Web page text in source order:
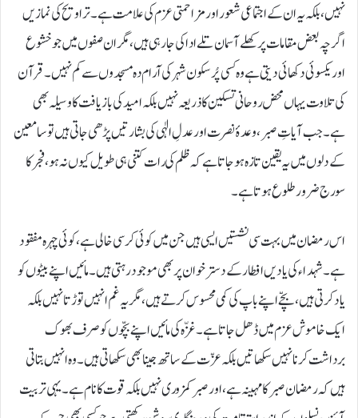
نہیں، بلکہ یہ ان کے اجتماعی شعور اور مزاحمتی عزم کی علامت ہے۔ تراویح کی نمازیں
اگرچہ بعض مقامات پر کھلے آسمان تلے ادا کی جا رہی ہیں، مگر ان صفوں میں جو خشوع
اور یکسوئی دکھائی دیتی ہے وہ کسی پُرسکون شہر کی آرام دہ مسجدوں سے کم نہیں۔ قرآن
کی تلاوت یہاں محض روحانی تسکین کا ذریعہ نہیں بلکہ امید کی بازیافت کا وسیلہ بھی
ہے۔ جب آیاتِ صبر، وعدۂ نصرت اور عدلِ الٰہی کی بشارتیں پڑھی جاتی ہیں تو سامعین
کے دلوں میں یہ یقین تازہ ہو جاتا ہے کہ ظلم کی رات کتنی ہی طویل کیوں نہ ہو، فجر کا
سورج ضرور طلوع ہوتا ہے۔
اس رمضان میں بہت سی نشستیں ایسی ہیں جن میں کوئی کرسی خالی ہے، کوئی چہرہ مفقود
ہے۔ شہداء کی یادیں افطار کے دسترخوان پر بھی موجود رہتی ہیں۔ مائیں اپنے بیٹوں کو
یاد کرتی ہیں، بچّے اپنے باپ کی کمی محسوس کرتے ہیں، مگر یہ غم انہیں توڑتا نہیں بلکہ
ایک خاموش عزم میں ڈھل جاتا ہے۔ غزّہ کی مائیں اپنے بچّوں کو صرف بھوک
برداشت کرنا نہیں سکھاتیں بلکہ عزّت کے ساتھ جینا بھی سکھاتی ہیں۔ وہ انہیں بتاتی
ہیں کہ رمضان صبر کا مہینہ ہے، اور صبر کمزوری نہیں بلکہ قوت کا نام ہے۔ یہی تربیت